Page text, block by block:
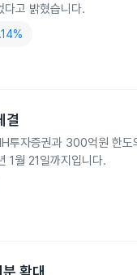
다고 밝혔습니다.
결
자증권과 300억원 한
1월 21일까지입니다.
확대